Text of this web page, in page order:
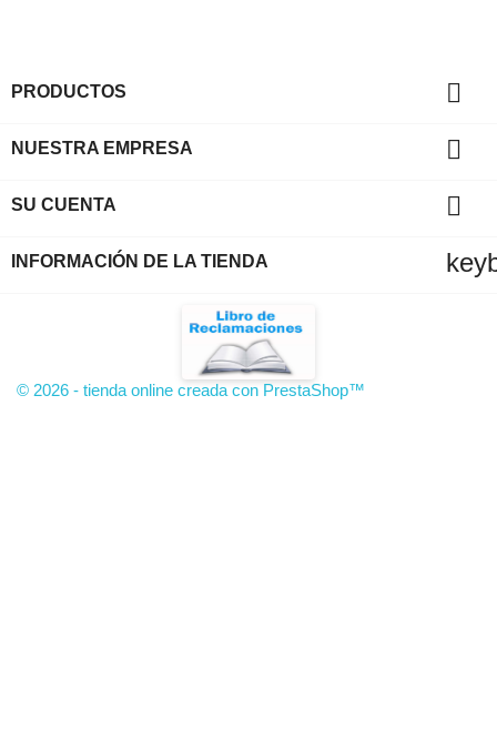
PRODUCTOS 
NUESTRA EMPRESA 
SU CUENTA 
INFORMACIÓN DE LA TIENDA
© 2026 - tienda online creada con PrestaShop™